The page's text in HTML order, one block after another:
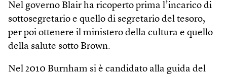
Nel governo Blair ha ricoperto prima l’incarico di
sottosegretario e quello di segretario del tesoro,
per poi ottenere il ministero della cultura e quello
della salute sotto Brown.
Nel 2010 Burnham si è candidato alla guida del